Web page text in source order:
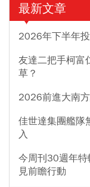
最新文章
2026年下半年
友達二把手柯富
草？
2026前進大南
佳世達集團艦隊
入
今周刊30週年
見前瞻行動